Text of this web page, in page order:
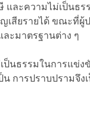
ละความไม่เป็นธร
เสียรายได้ ขณะที่
ะมาตรฐานต่าง ๆ
ป็นธรรมในการแข่
การปราบปรามจึง